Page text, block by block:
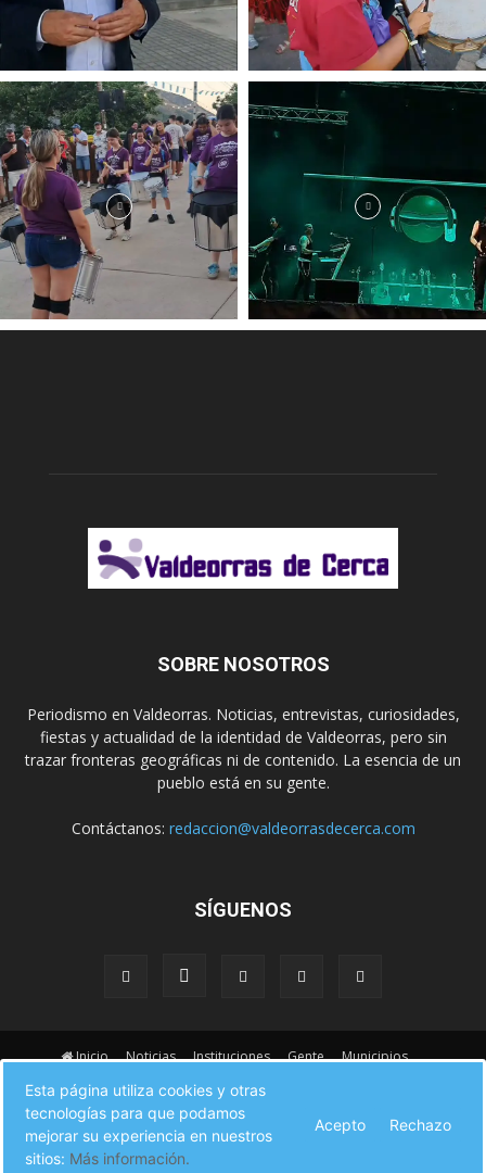
SOBRE NOSOTROS
Periodismo en Valdeorras. Noticias, entrevistas, curiosidades,
fiestas y actualidad de la identidad de Valdeorras, pero sin
trazar fronteras geográficas ni de contenido. La esencia de un
pueblo está en su gente.
Contáctanos: redaccion@valdeorrasdecerca.com
SÍGUENOS
Inicio Noticias Instituciones Gente
Municipios
Turismo en Valdeorras
CAMINO DE INVIERNO
Sucesos
© Valdeorras de Cerca 2017
Esta página utiliza cookies y otras
tecnologías para que podamos
mejorar su experiencia en nuestros
sitios: Más información.
Acepto Rechazo